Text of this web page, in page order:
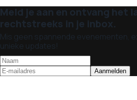
Meld je aan en ontvang het
rechtstreeks in je inbox.
Mis geen spannende evenementen,
unieke updates!